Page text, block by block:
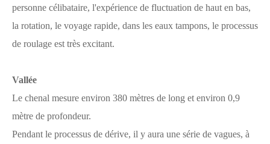
personne célibataire, l'expérience de fluctuation de haut en bas,
la rotation, le voyage rapide, dans les eaux tampons, le processus
de roulage est très excitant.
Vallée
Le chenal mesure environ 380 mètres de long et environ 0,9
mètre de profondeur.
Pendant le processus de dérive, il y aura une série de vagues, à